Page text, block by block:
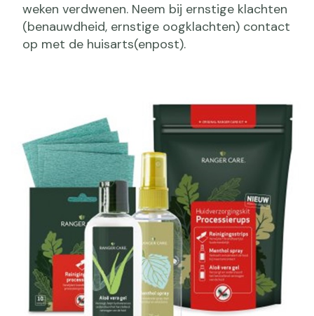
weken verdwenen. Neem bij ernstige klachten
(benauwdheid, ernstige oogklachten) contact
op met de huisarts(enpost).